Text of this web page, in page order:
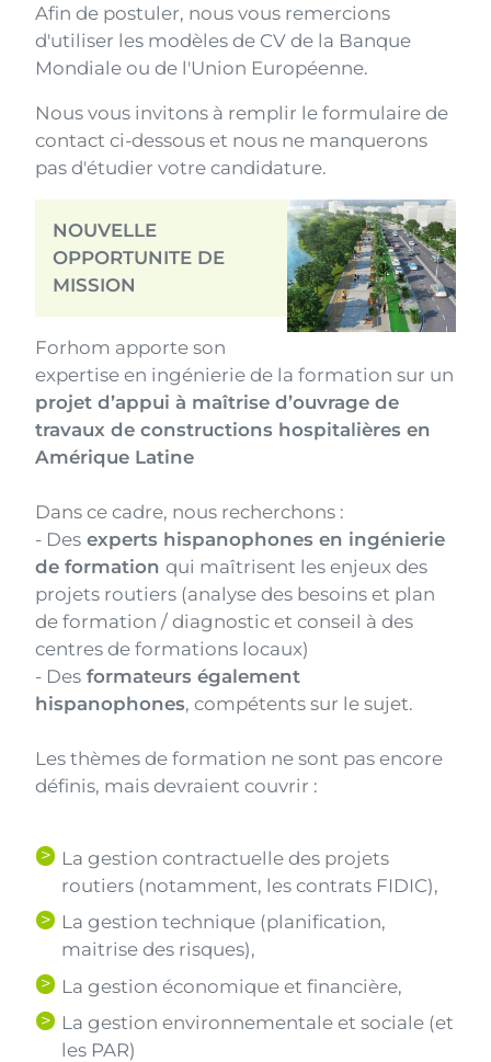
Afin de postuler, nous vous remercions
d'utiliser les modèles de CV de la Banque
Mondiale ou de l'Union Européenne.
Nous vous invitons à remplir le formulaire de
contact ci-dessous et nous ne manquerons
pas d'étudier votre candidature.
NOUVELLE
OPPORTUNITE DE
MISSION
Forhom apporte son
expertise en ingénierie de la formation sur un
projet d’appui à maîtrise d’ouvrage de
travaux de constructions hospitalières en
Amérique Latine
Dans ce cadre, nous recherchons :
- Des experts hispanophones en ingénierie
de formation qui maîtrisent les enjeux des
projets routiers (analyse des besoins et plan
de formation / diagnostic et conseil à des
centres de formations locaux)
- Des formateurs également
hispanophones, compétents sur le sujet.
Les thèmes de formation ne sont pas encore
définis, mais devraient couvrir :
La gestion contractuelle des projets
routiers (notamment, les contrats FIDIC),
La gestion technique (planification,
maitrise des risques),
La gestion économique et financière,
La gestion environnementale et sociale (et
les PAR)